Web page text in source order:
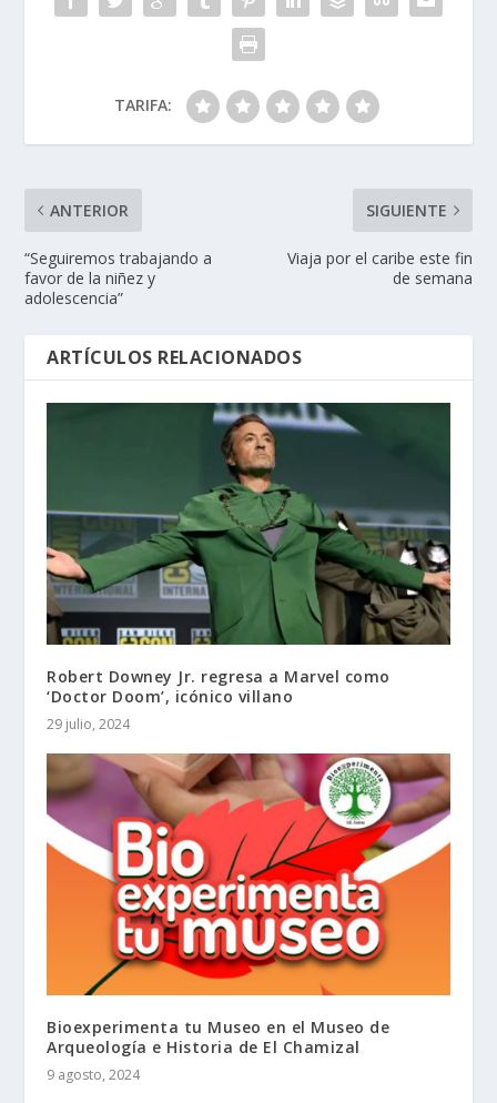
TARIFA:
ANTERIOR
“Seguiremos trabajando a
favor de la niñez y
adolescencia”
SIGUIENTE
Viaja por el caribe este fin
de semana
ARTÍCULOS RELACIONADOS
Robert Downey Jr. regresa a Marvel como
‘Doctor Doom’, icónico villano
29 julio, 2024
Bioexperimenta tu Museo en el Museo de
Arqueología e Historia de El Chamizal
9 agosto, 2024